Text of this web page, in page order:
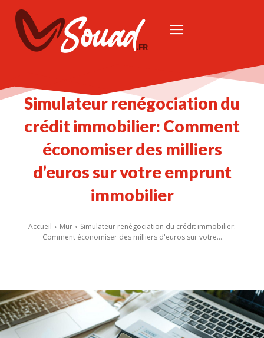
Simulateur renégociation du
crédit immobilier: Comment
économiser des milliers
d’euros sur votre emprunt
immobilier
Accueil Mur
Simulateur renégociation du crédit immobilier:
Comment économiser des milliers d'euros sur votre...